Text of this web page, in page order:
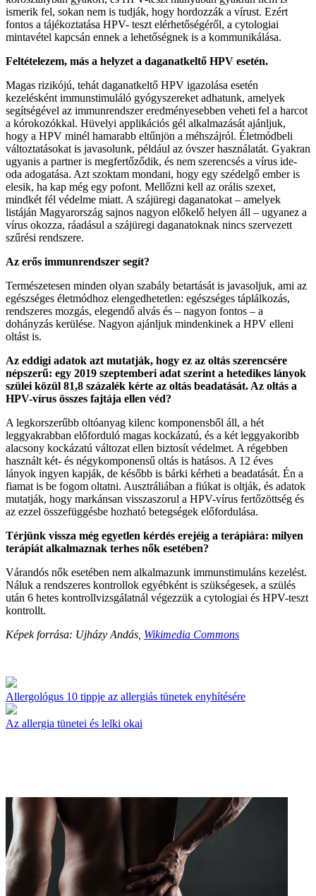
ismerik fel, sokan nem is tudják, hogy hordozzák a vírust. Ezért
fontos a tájékoztatása HPV- teszt elérhetőségéről, a cytologiai
mintavétel kapcsán ennek a lehetőségnek is a kommunikálása.
Feltételezem, más a helyzet a daganatkeltő HPV esetén.
Magas rizikójú, tehát daganatkeltő HPV igazolása esetén
kezelésként immunstimuláló gyógyszereket adhatunk, amelyek
segítségével az immunrendszer eredményesebben veheti fel a harcot
a kórokozókkal. Hüvelyi applikációs gél alkalmazását ajánljuk,
hogy a HPV minél hamarabb eltűnjön a méhszájról. Életmódbeli
változtatásokat is javasolunk, például az óvszer használatát. Gyakran
ugyanis a partner is megfertőződik, és nem szerencsés a vírus ide-
oda adogatása. Azt szoktam mondani, hogy egy szédelgő ember is
elesik, ha kap még egy pofont. Mellőzni kell az orális szexet,
mindkét fél védelme miatt. A szájüregi daganatokat – amelyek
listáján Magyarország sajnos nagyon előkelő helyen áll – ugyanez a
vírus okozza, ráadásul a szájüregi daganatoknak nincs szervezett
szűrési rendszere.
Az erős immunrendszer segít?
Természetesen minden olyan szabály betartását is javasoljuk, ami az
egészséges életmódhoz elengedhetetlen: egészséges táplálkozás,
rendszeres mozgás, elegendő alvás és – nagyon fontos – a
dohányzás kerülése. Nagyon ajánljuk mindenkinek a HPV elleni
oltást is.
Az eddigi adatok azt mutatják, hogy ez az oltás szerencsére
népszerű: egy 2019 szeptemberi adat szerint a hetedikes lányok
szülei közül 81,8 százalék kérte az oltás beadatását. Az oltás a
HPV-vírus összes fajtája ellen véd?
A legkorszerűbb oltóanyag kilenc komponensből áll, a hét
leggyakrabban előforduló magas kockázatú, és a két leggyakoribb
alacsony kockázatú változat ellen biztosít védelmet. A régebben
használt két- és négykomponensű oltás is hatásos. A 12 éves
lányok ingyen kapják, de később is bárki kérheti a beadatását. Én a
fiamat is be fogom oltatni. Ausztráliában a fiúkat is oltják, és adatok
mutatják, hogy markánsan visszaszorul a HPV-vírus fertőzöttség és
az ezzel összefüggésbe hozható betegségek előfordulása.
Térjünk vissza még egyetlen kérdés erejéig a terápiára: milyen
terápiát alkalmaznak terhes nők esetében?
Várandós nők esetében nem alkalmazunk immunstimuláns kezelést.
Náluk a rendszeres kontrollok egyébként is szükségesek, a szülés
után 6 hetes kontrollvizsgálatnál végezzük a cytologiai és HPV-teszt
kontrollt.
Képek forrása: Ujházy Andás, Wikimedia Commons
Allergológus 10 tippje az allergiás tünetek enyhítésére
Az allergia tünetei és lelki okai